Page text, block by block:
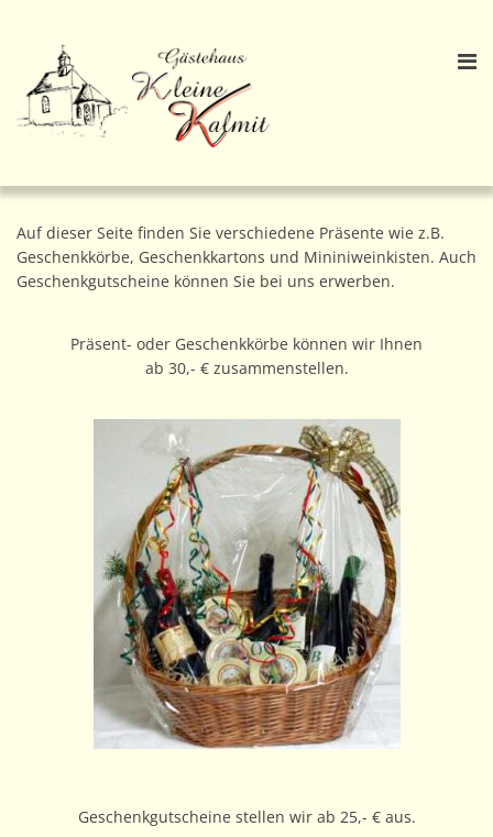
Auf dieser Seite finden Sie verschiedene Präsente wie z.B.
Geschenkkörbe, Geschenkkartons und Mininiweinkisten. Auch
Geschenkgutscheine können Sie bei uns erwerben.
Präsent- oder Geschenkkörbe können wir Ihnen
ab 30,- € zusammenstellen.
Geschenkgutscheine stellen wir ab 25,- € aus.